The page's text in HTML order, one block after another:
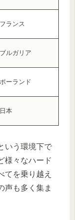
フランス
ブルガリア
ポーランド
日本
いう環境下で
様々なハード
てを乗り越え
声も多く集ま